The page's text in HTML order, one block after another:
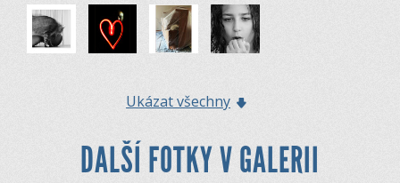
Ukázat všechny
DALŠÍ FOTKY V GALERII